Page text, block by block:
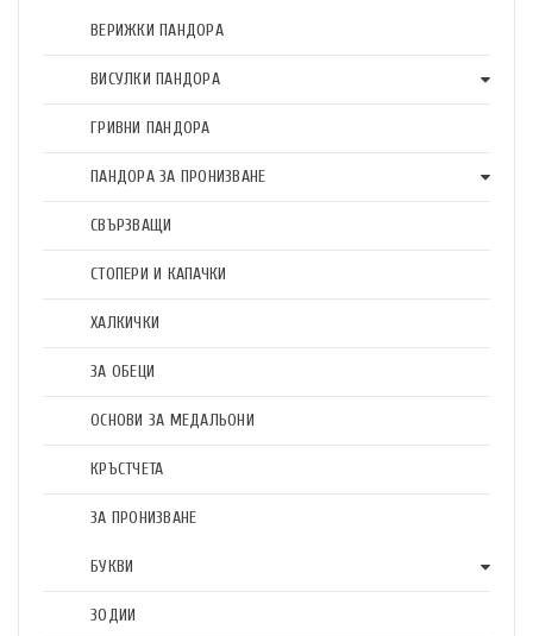
ВЕРИЖКИ ПАНДОРА
ВИСУЛКИ ПАНДОРА
ГРИВНИ ПАНДОРА
ПАНДОРА ЗА ПРОНИЗВАНЕ
СВЪРЗВАЩИ
СТОПЕРИ И КАПАЧКИ
ХАЛКИЧКИ
ЗА ОБЕЦИ
ОСНОВИ ЗА МЕДАЛЬОНИ
КРЪСТЧЕТА
ЗА ПРОНИЗВАНЕ
БУКВИ
ЗОДИИ